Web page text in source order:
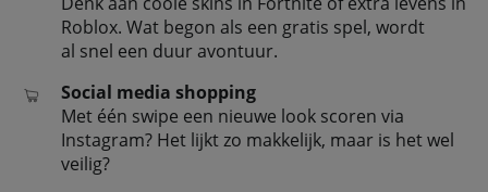
Roblox. Wat begon als een gratis spel, wordt
al snel een duur avontuur.
Social media shopping
Met één swipe een nieuwe look scoren via
Instagram? Het lijkt zo makkelijk, maar is het wel
veilig?